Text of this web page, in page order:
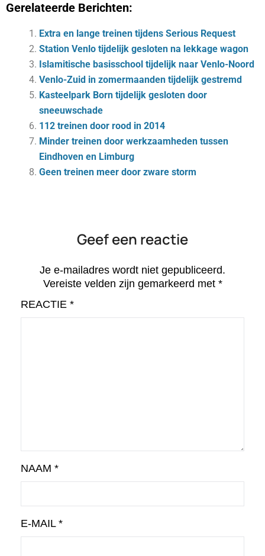
Gerelateerde Berichten:
Extra en lange treinen tijdens Serious Request
Station Venlo tijdelijk gesloten na lekkage wagon
Islamitische basisschool tijdelijk naar Venlo-Noord
Venlo-Zuid in zomermaanden tijdelijk gestremd
Kasteelpark Born tijdelijk gesloten door
sneeuwschade
112 treinen door rood in 2014
Minder treinen door werkzaamheden tussen
Eindhoven en Limburg
Geen treinen meer door zware storm
Geef een reactie
Je e-mailadres wordt niet gepubliceerd.
Vereiste velden zijn gemarkeerd met *
REACTIE *
NAAM *
E-MAIL *